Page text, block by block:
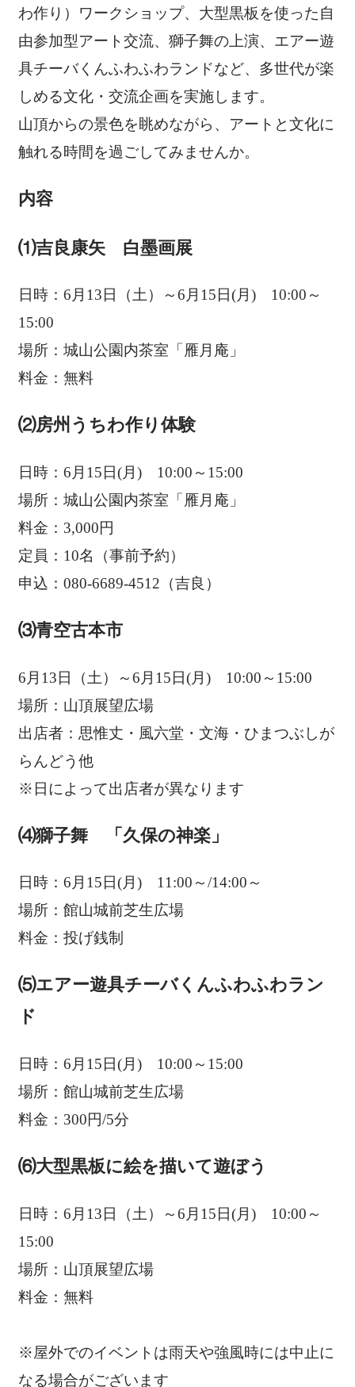
わ作り）ワークショップ、大型黒板を使った自
由参加型アート交流、獅子舞の上演、エアー遊
具チーバくんふわふわランドなど、多世代が楽
しめる文化・交流企画を実施します。
山頂からの景色を眺めながら、アートと文化に
触れる時間を過ごしてみませんか。
内容
⑴吉良康矢 白墨画展
日時：6月13日（土）～6月15日(月) 10:00～
15:00
場所：城山公園内茶室「雁月庵」
料金：無料
⑵房州うちわ作り体験
日時：6月15日(月) 10:00～15:00
場所：城山公園内茶室「雁月庵」
料金：3,000円
定員：10名（事前予約）
申込：080-6689-4512（吉良）
⑶青空古本市
6月13日（土）～6月15日(月) 10:00～15:00
場所：山頂展望広場
出店者：思惟丈・風六堂・文海・ひまつぶしが
らんどう他
※日によって出店者が異なります
⑷獅子舞 「久保の神楽」
日時：6月15日(月) 11:00～/14:00～
場所：館山城前芝生広場
料金：投げ銭制
⑸エアー遊具チーバくんふわふわラン
ド
日時：6月15日(月) 10:00～15:00
場所：館山城前芝生広場
料金：300円/5分
⑹大型黒板に絵を描いて遊ぼう
日時：6月13日（土）～6月15日(月) 10:00～
15:00
場所：山頂展望広場
料金：無料
※屋外でのイベントは雨天や強風時には中止に
なる場合がございます